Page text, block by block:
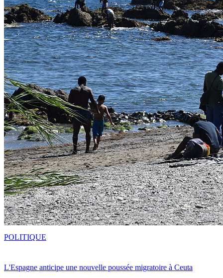
L'Espagne anticipe une nouvelle poussée migratoire à Ceuta
POLITIQUE